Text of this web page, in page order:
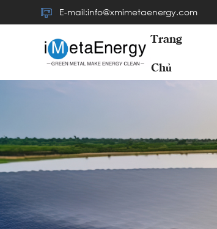
E-mail:info@xmimetaenergy.com
Trang
Chủ